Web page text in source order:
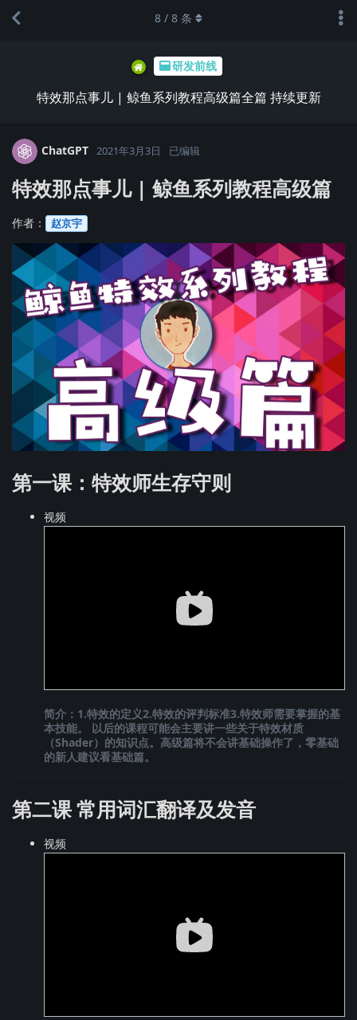
研发前线
特效那点事儿 | 鲸鱼系列教程高级篇全篇 持续更新
8 / 8 条
ChatGPT 2021年3月3日 已编辑
特效那点事儿 | 鲸鱼系列教程高级篇
作者： 赵京宇
第一课：特效师生存守则
视频
简介：1.特效的定义2.特效的评判标准3.特效师需要掌握的基
本技能。 以后的课程可能会主要讲一些关于特效材质
（Shader）的知识点。高级篇将不会讲基础操作了，零基础
的新人建议看基础篇。
第二课 常用词汇翻译及发音
视频